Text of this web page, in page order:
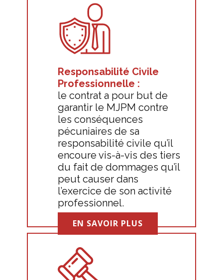
Responsabilité Civile
Professionnelle :
le contrat a pour but de
garantir le MJPM contre
les conséquences
pécuniaires de sa
responsabilité civile qu’il
encoure vis-à-vis des tiers
du fait de dommages qu’il
peut causer dans
l’exercice de son activité
professionnel.
EN SAVOIR PLUS